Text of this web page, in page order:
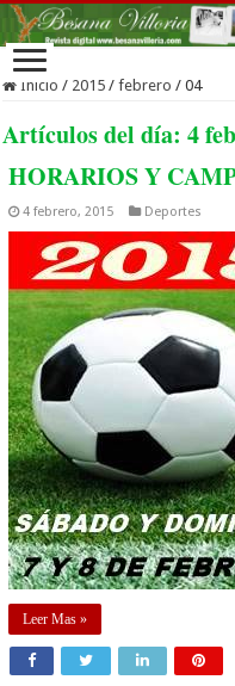
Inicio / 2015 / febrero / 04
Artículos del día:4
HORARIOS Y
4 febrero, 2015 Deportes
Leer Mas »